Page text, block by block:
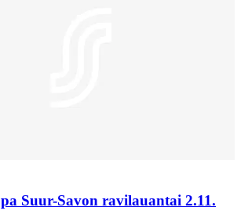
Suur-Savon ravilauantai 2.11.